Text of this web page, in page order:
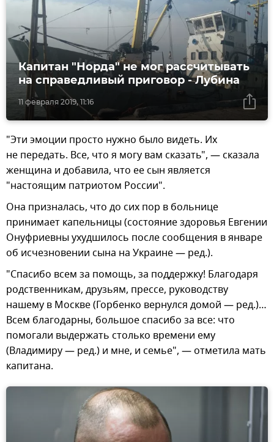
11 февраля 2019, 11:16
Капитан "Норда" не мог рассчитывать
на справедливый приговор - Лубина
"Эти эмоции просто нужно было видеть. Их
не передать. Все, что я могу вам сказать", — сказала
женщина и добавила, что ее сын является
"настоящим патриотом России".
Она призналась, что до сих пор в больнице
принимает капельницы (состояние здоровья Евгении
Онуфриевны ухудшилось после сообщения в январе
об исчезновении сына на Украине — ред.).
"Спасибо всем за помощь, за поддержку! Благодаря
родственникам, друзьям, прессе, руководству
нашему в Москве (Горбенко вернулся домой — ред.)…
Всем благодарны, большое спасибо за все: что
помогали выдержать столько времени ему
(Владимиру — ред.) и мне, и семье", — отметила мать
капитана.